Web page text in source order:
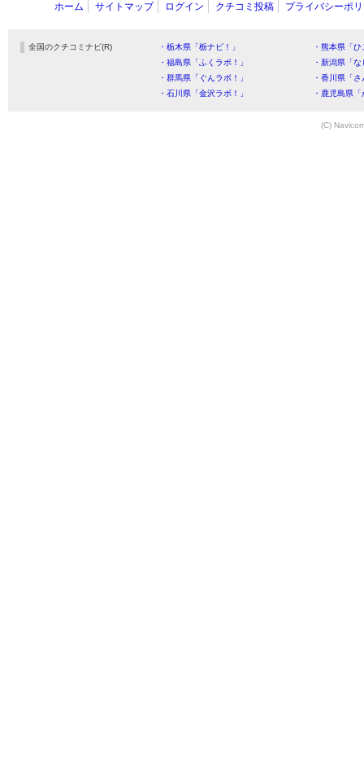
ホーム サイトマップ ログイン クチコミ投稿 プライバシーポ
全国のクチコミナビ(R) ・栃木県「栃ナビ！」
・熊本県「
・福島県「ふくラボ！」
・新潟県「
・群馬県「ぐんラボ！」
・香川県「
・石川県「金沢ラボ！」
・鹿児島県
(C)